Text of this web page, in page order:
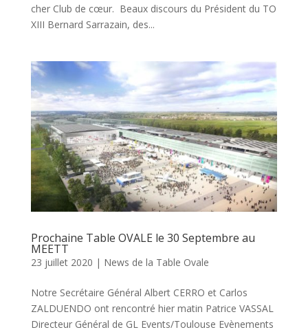
cher Club de cœur. Beaux discours du Président du TO
XIII Bernard Sarrazain, des...
Prochaine Table OVALE le 30 Septembre au
MEETT
23 juillet 2020 | News de la Table Ovale
Notre Secrétaire Général Albert CERRO et Carlos
ZALDUENDO ont rencontré hier matin Patrice VASSAL
Directeur Général de GL Events/Toulouse Evènements